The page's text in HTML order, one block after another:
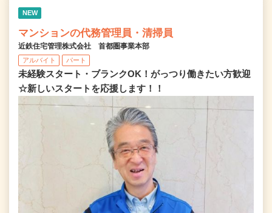
NEW
マンションの代務管理員・清掃員
近鉄住宅管理株式会社 首都圏事業本部
アルバイト パート
未経験スタート・ブランクOK！がっつり働きたい方歓迎
☆新しいスタートを応援します！！